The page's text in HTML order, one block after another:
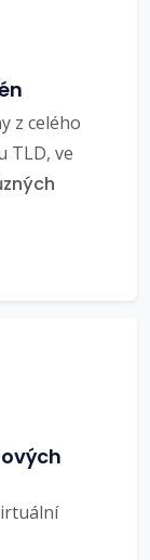
z celého
TLD, ve